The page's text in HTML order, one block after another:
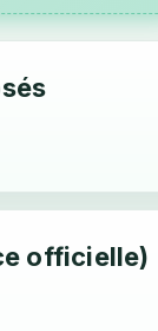
officielle)